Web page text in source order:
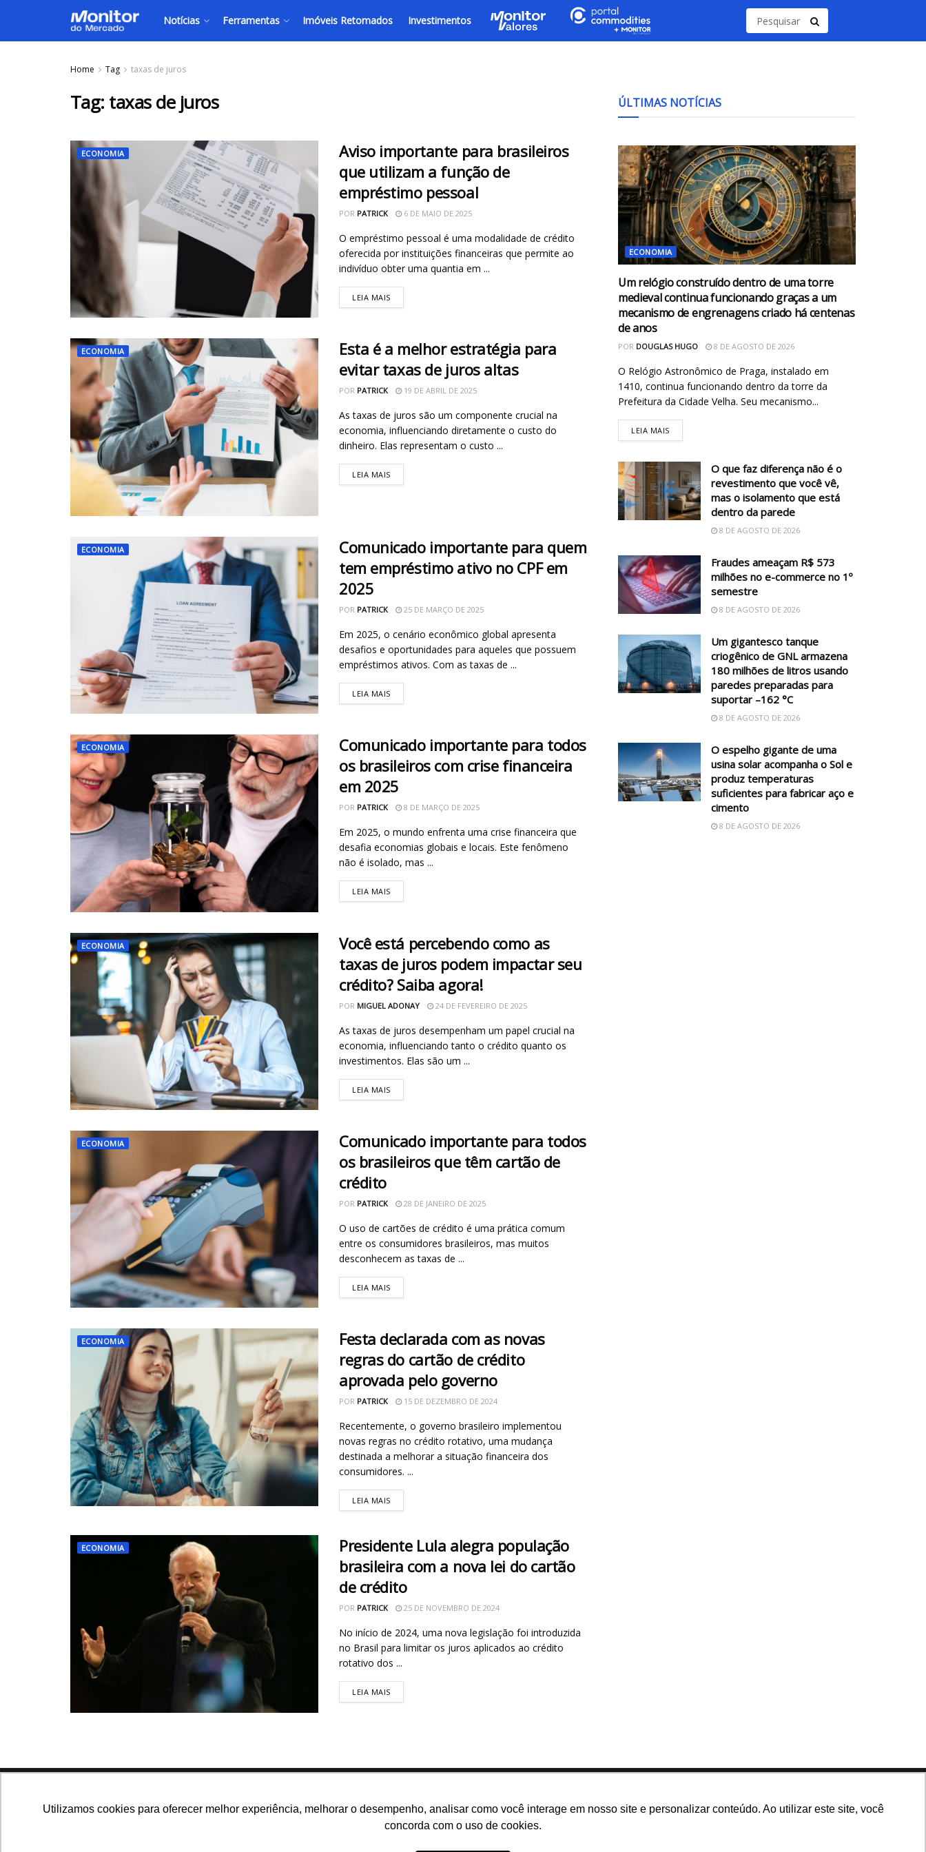
Utilizamos cookies para oferecer melhor experiência, melhorar o desempenho, analisar como você interage em nosso site e personalizar conteúdo. Ao utilizar este site, você
concorda com o uso de cookies.
Notícias Ferramentas Imóveis Retomados Investimentos
Home Tag taxas de juros
Tag: taxas de juros
ECONOMIA
Aviso importante para brasileiros
que utilizam a função de
empréstimo pessoal
POR PATRICK 6 DE MAIO DE 2025
O empréstimo pessoal é uma modalidade de crédito
oferecida por instituições financeiras que permite ao
indivíduo obter uma quantia em ...
LEIA MAIS
ECONOMIA
Esta é a melhor estratégia para
evitar taxas de juros altas
POR PATRICK 19 DE ABRIL DE 2025
As taxas de juros são um componente crucial na
economia, influenciando diretamente o custo do
dinheiro. Elas representam o custo ...
LEIA MAIS
ECONOMIA
Comunicado importante para quem
tem empréstimo ativo no CPF em
2025
POR PATRICK 25 DE MARÇO DE 2025
Em 2025, o cenário econômico global apresenta
desafios e oportunidades para aqueles que possuem
empréstimos ativos. Com as taxas de ...
LEIA MAIS
ECONOMIA
Comunicado importante para todos
os brasileiros com crise financeira
em 2025
POR PATRICK 8 DE MARÇO DE 2025
Em 2025, o mundo enfrenta uma crise financeira que
desafia economias globais e locais. Este fenômeno
não é isolado, mas ...
LEIA MAIS
ECONOMIA
Você está percebendo como as
taxas de juros podem impactar seu
crédito? Saiba agora!
POR MIGUEL ADONAY 24 DE FEVEREIRO DE 2025
As taxas de juros desempenham um papel crucial na
economia, influenciando tanto o crédito quanto os
investimentos. Elas são um ...
LEIA MAIS
ECONOMIA
Comunicado importante para todos
os brasileiros que têm cartão de
crédito
POR PATRICK 28 DE JANEIRO DE 2025
O uso de cartões de crédito é uma prática comum
entre os consumidores brasileiros, mas muitos
desconhecem as taxas de ...
LEIA MAIS
ECONOMIA
Festa declarada com as novas
regras do cartão de crédito
aprovada pelo governo
POR PATRICK 15 DE DEZEMBRO DE 2024
Recentemente, o governo brasileiro implementou
novas regras no crédito rotativo, uma mudança
destinada a melhorar a situação financeira dos
consumidores. ...
LEIA MAIS
ECONOMIA
Presidente Lula alegra população
brasileira com a nova lei do cartão
de crédito
POR PATRICK 25 DE NOVEMBRO DE 2024
No início de 2024, uma nova legislação foi introduzida
no Brasil para limitar os juros aplicados ao crédito
rotativo dos ...
LEIA MAIS
ÚLTIMAS NOTÍCIAS
ECONOMIA
Um relógio construído dentro de uma torre
medieval continua funcionando graças a um
mecanismo de engrenagens criado há centenas
de anos
POR DOUGLAS HUGO 8 DE AGOSTO DE 2026
O Relógio Astronômico de Praga, instalado em
1410, continua funcionando dentro da torre da
Prefeitura da Cidade Velha. Seu mecanismo...
LEIA MAIS
O que faz diferença não é o
revestimento que você vê,
mas o isolamento que está
dentro da parede
8 DE AGOSTO DE 2026
Fraudes ameaçam R$ 573
milhões no e-commerce no 1º
semestre
8 DE AGOSTO DE 2026
Um gigantesco tanque
criogênico de GNL armazena
180 milhões de litros usando
paredes preparadas para
suportar –162 °C
8 DE AGOSTO DE 2026
O espelho gigante de uma
usina solar acompanha o Sol e
produz temperaturas
suficientes para fabricar aço e
cimento
8 DE AGOSTO DE 2026
Navegue no site Siga nossas redes